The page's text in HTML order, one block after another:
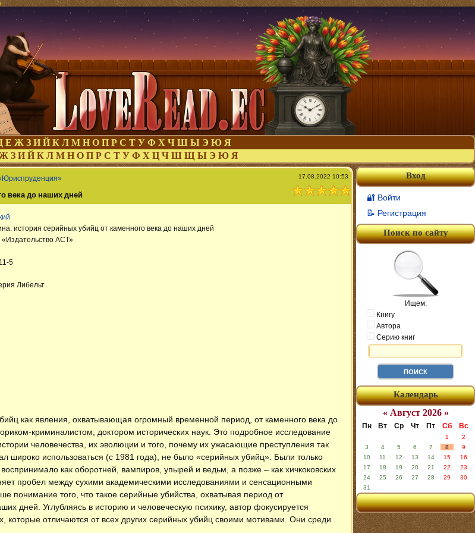
Е Ж З И Й К Л М Н О П Р С Т У Ф Х Ч Ш Ы Э Ю Я
З И Й К Л М Н О П Р С Т У Ф Х Ц Ч Ш Щ Ы Э Ю Я
века до наших дней
17.08.2022 10:53
история серийных убийц от каменного века до наших дней
АСТ»
5
Либельт
как явления, охватывающая огромный временной период, от каменного века до
криминалистом, доктором исторических наук. Это подробное исследование
человечества, их эволюции и того, почему их ужасающие преступления так
широко использоваться (с 1981 года), не было «серийных убийц». Были только
как оборотней, вампиров, упырей и ведьм, а позже – как хичкоковских
пробел между сухими академическими исследованиями и сенсационными
понимание того, что такое серийные убийства, охватывая период от
дней. Углубляясь в историю и человеческую психику, автор фокусируется
которые отличаются от всех других серийных убийц своими мотивами. Они среди
Вход
🔐 Войти
📝 Регистрация
Поиск по сайту
Ищем:
Книгу
Автора
Серию книг
Календарь
« Август 2026 »
Пн Вт Ср Чт Пт Сб Вс
1
2
3
4 5 6 7 8
9
10
11 12 13 14 15
16
17
18 19 20 21 22
23
24
25 26 27 28 29
30
31